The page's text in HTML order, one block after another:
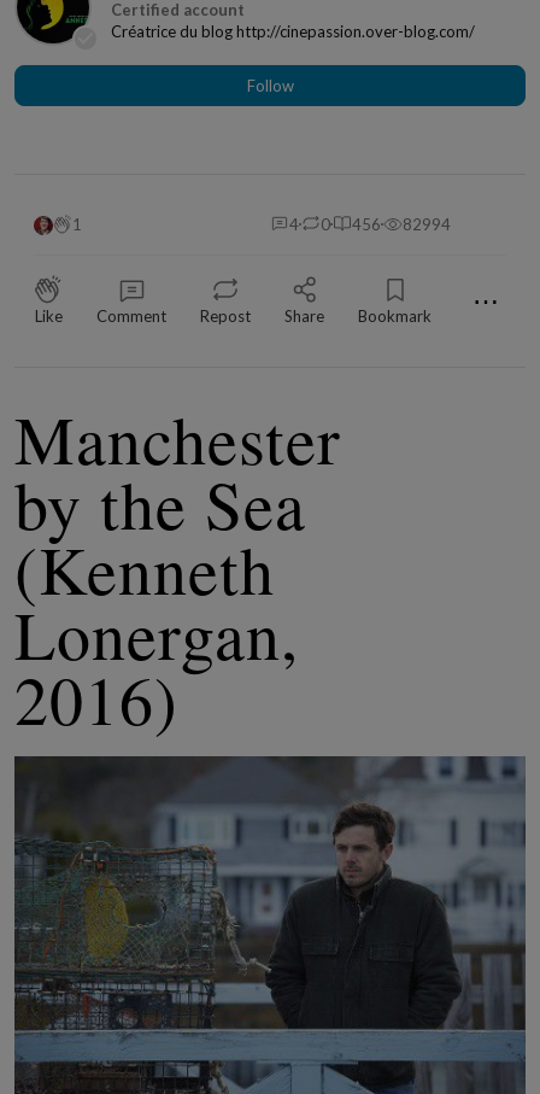
Créatrice du blog http://cinepassion.over-blog.com/
Follow
1 4 0 456 82994
Like Comment Repost Share Bookmark ⋯
Manchester
by the Sea
(Kenneth
Lonergan,
2016)